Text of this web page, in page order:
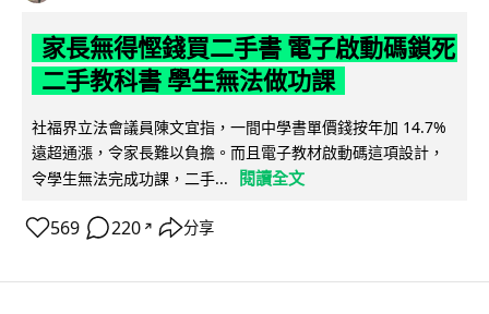
家長無得慳錢買二手書 電子啟動碼鎖死
二手教科書 學生無法做功課
社福界立法會議員陳文宜指，一間中學書單價錢按年加 14.7%
遠超通漲，令家長難以負擔。而且電子教材啟動碼這項設計，
令學生無法完成功課，二手...
閱讀全文
569 220 ↗ 分享